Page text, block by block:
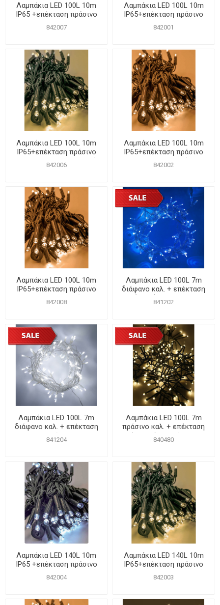
Λαμπάκια LED 100L 10m
IP65 +επέκταση πράσινο
καλ. ΚΑΟΥΤΣΟΥΚ Ψυχρό
χωρίς τροφοδοτικό
842007
Λαμπάκια LED 100L 10m
IP65+επέκταση πράσινο
καλ. ΚΑΟΥΤΣΟΥΚ Θερμό
842001
Λαμπάκια LED 100L 10m
IP65+επέκταση πράσινο
καλ. ΚΑΟΥΤΣΟΥΚ Θερμό
χωρίς τροφοδοτικό
842006
Λαμπάκια LED 100L 10m
IP65+επέκταση πράσινο
καλ. ΚΑΟΥΤΣΟΥΚ Χάλκινο
842002
Λαμπάκια LED 100L 10m
IP65+επέκταση πράσινο
καλ. ΚΑΟΥΤΣΟΥΚ Χάλκινο
χωρίς τροφοδοτικό
842008
Λαμπάκια LED 100L 7m
διάφανο καλ. + επέκταση
(max3) Μπλε IP20
841202
Λαμπάκια LED 100L 7m
διάφανο καλ. + επέκταση
Ψυχρό IP20
841204
Λαμπάκια LED 100L 7m
πράσινο καλ. + επέκταση
(max10) Θερμό IP20
840480
Λαμπάκια LED 140L 10m
IP65 +επέκταση πράσινο
καλ. ΚΑΟΥΤΣΟΥΚ Ψυχρό
842004
Λαμπάκια LED 140L 10m
IP65+επέκταση πράσινο
καλ. ΚΑΟΥΤΣΟΥΚ Θερμό
842003